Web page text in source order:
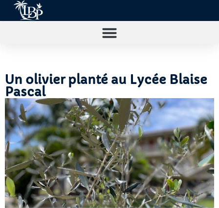
Un olivier planté au Lycée Blaise
Pascal